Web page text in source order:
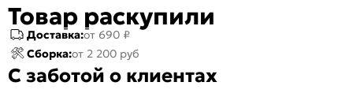
Товар раскупили
Доставка:от 690 ₽
Сборка:от 2 200 руб
С заботой о клиентах